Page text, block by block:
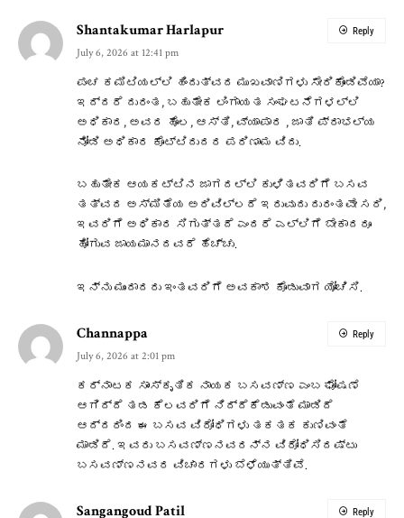
Shantakumar Harlapur
July 6, 2026 at 12:41 pm
ಪಂಚ ಕಮಿಟಿಯಲ್ಲಿ ಹಿಂದುತ್ವದ ಮುಖವಾಣಿಗಳು ಸೇರಿಕೊಂಡಿವೆಯಾ?
ಇದ್ದರೆ ದುರಂತ, ಬಹುತೇಕ ಲಿಂಗಾಯತ ಸಂಘಟನೆಗಳಲ್ಲಿ
ಅಧಿಕಾರ, ಅವರ ಹೊಲ, ಆಸ್ತಿ, ವ್ಯಾಪಾರ , ಜಾತಿ ಪ್ರಾಭಲ್ಯ
ನೋಡಿ ಅಧಿಕಾರ ಕೊಟ್ಟಿದುದರ ಪರಿಣಾಮ ವಿದು.
ಬಹುತೇಕ ಆಯಕಟ್ಟಿನ ಜಾಗದಲ್ಲಿ ಕುಳಿತವರಿಗೆ ಬಸವ
ತತ್ವದ ಅಸ್ಮಿತೆಯ ಅರಿವಿಲ್ಲದೆ ಇರುವುದು ದುರಂತವೇ ಸರಿ,
ಇವರಿಗೆ ಅಧಿಕಾರ ಸಿಗುತ್ತದೆ ಎಂದರೆ ಎಲ್ಲಿಗೆ ಬೇಕಾದರೂ
ಹೋಗುವ ಜಾಯಮಾನದವರೆ ಹೆಚ್ಚು.
ಇನ್ನು ಮುಂದಾದರು ಇಂತವರಿಗೆ ಅವಕಾಶ ಕೊಡುವಾಗ ಯೋಚಿಸಿ.
Reply
Channappa
July 6, 2026 at 2:01 pm
ಕರ್ನಾಟಕ ಸಾಂಸ್ಕೃತಿಕ ನಾಯಕ ಬಸವಣ್ಣ ಎಂಬ ಘೋಷಣೆ
ಆಗಿದ್ದೆ ತಡ ಕೆಲವರಿಗೆ ನಿದ್ದೆಕೆಡುವಂತೆ ಮಾಡಿದೆ
ಆದ್ದರಿಂದ ಈ ಬಸವ ವಿರೋಧಿಗಳು ತಕತಕ ಕುಣಿವಂತೆ
ಮಾಡಿದೆ. ಇವರು ಬಸವಣ್ಣನವರನ್ನ ವಿರೋಧಿಸಿದಷ್ಟು
ಬಸವಣ್ಣನವರ ವಿಚಾರಗಳು ಬೆಳೆಯುತ್ತಿವೆ.
Reply
Sangangoud Patil Reply